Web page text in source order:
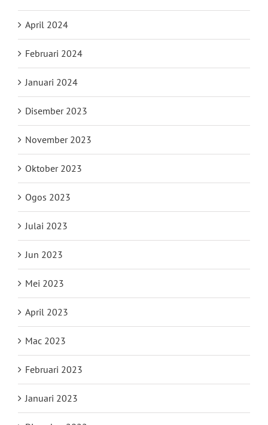
April 2024
Februari 2024
Januari 2024
Disember 2023
November 2023
Oktober 2023
Ogos 2023
Julai 2023
Jun 2023
Mei 2023
April 2023
Mac 2023
Februari 2023
Januari 2023